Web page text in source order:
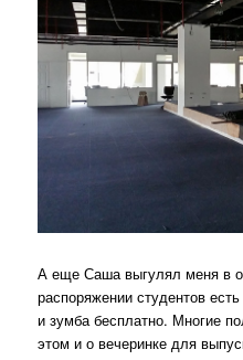
А еще Саша выгулял меня в
распоряжении студентов
и зумба бесплатно. Многие
этом и о вечеринке для